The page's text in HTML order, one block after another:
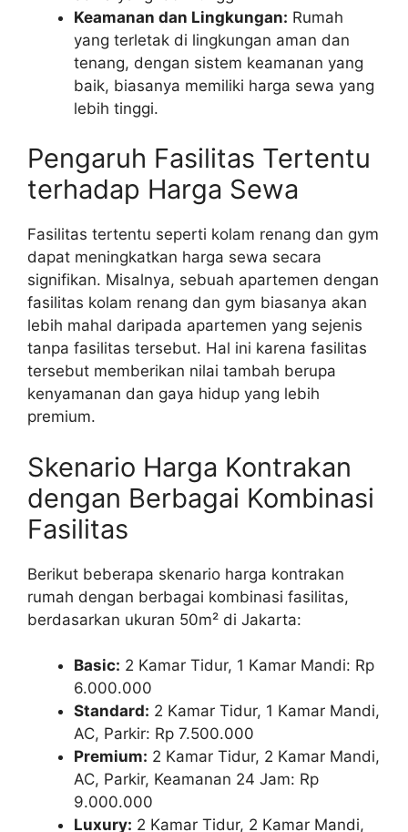
Keamanan dan Lingkungan: Rumah
yang terletak di lingkungan aman dan
tenang, dengan sistem keamanan yang
baik, biasanya memiliki harga sewa yang
lebih tinggi.
Pengaruh Fasilitas Tertentu
terhadap Harga Sewa
Fasilitas tertentu seperti kolam renang dan gym
dapat meningkatkan harga sewa secara
signifikan. Misalnya, sebuah apartemen dengan
fasilitas kolam renang dan gym biasanya akan
lebih mahal daripada apartemen yang sejenis
tanpa fasilitas tersebut. Hal ini karena fasilitas
tersebut memberikan nilai tambah berupa
kenyamanan dan gaya hidup yang lebih
premium.
Skenario Harga Kontrakan
dengan Berbagai Kombinasi
Fasilitas
Berikut beberapa skenario harga kontrakan
rumah dengan berbagai kombinasi fasilitas,
berdasarkan ukuran 50m² di Jakarta:
Basic: 2 Kamar Tidur, 1 Kamar Mandi: Rp
6.000.000
Standard: 2 Kamar Tidur, 1 Kamar Mandi,
AC, Parkir: Rp 7.500.000
Premium: 2 Kamar Tidur, 2 Kamar Mandi,
AC, Parkir, Keamanan 24 Jam: Rp
9.000.000
Luxury: 2 Kamar Tidur, 2 Kamar Mandi,